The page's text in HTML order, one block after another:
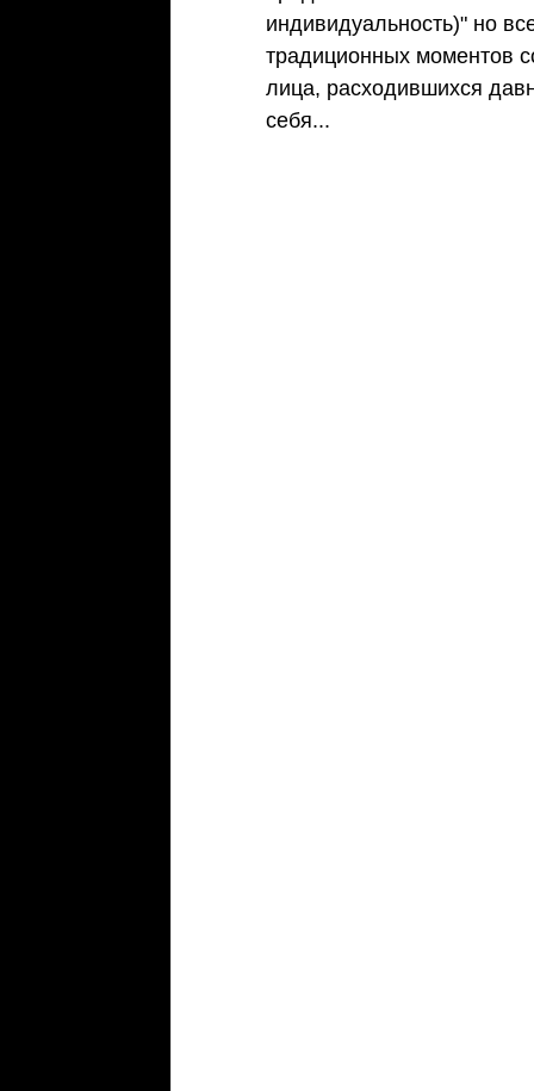
индивидуальность)" но
традиционных моментов
лица, расходившихся
себя...